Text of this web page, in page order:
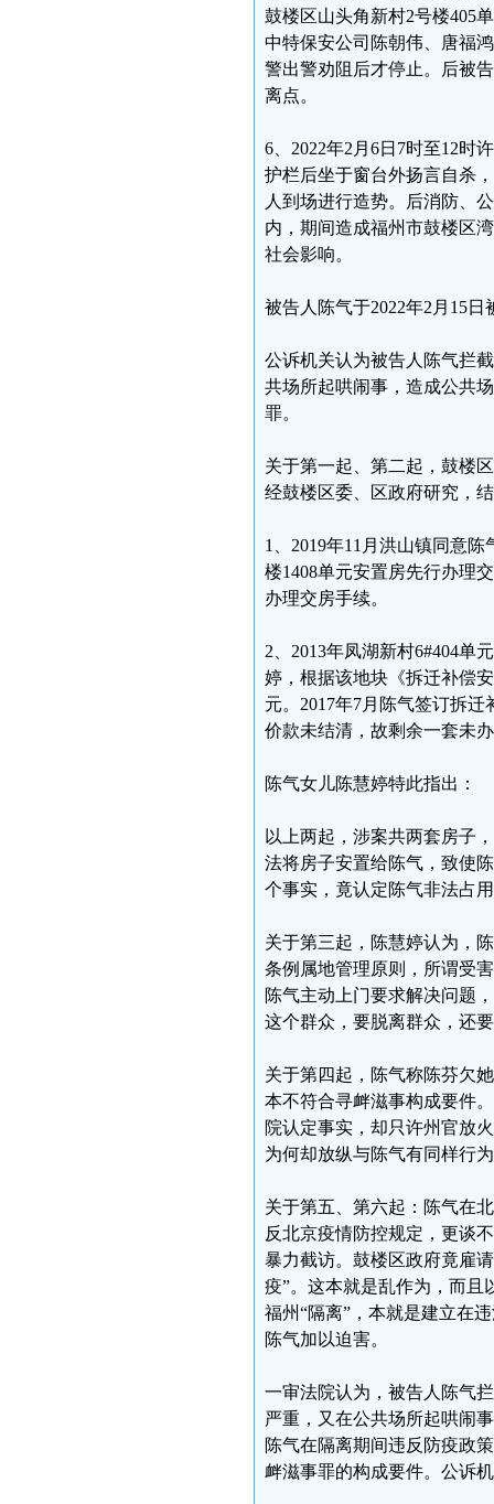
鼓楼区山头角新村2号楼405
中特保安公司陈朝伟、唐福
警出警劝阻后才停止。后被
离点。
6、2022年2月6日7时至12时
护栏后坐于窗台外扬言自杀
人到场进行造势。后消防、
内，期间造成福州市鼓楼区
社会影响。
被告人陈气于2022年2月15日
公诉机关认为被告人陈气拦
共场所起哄闹事，造成公共
罪。
关于第一起、第二起，鼓楼
经鼓楼区委、区政府研究，
1、2019年11月洪山镇同意
楼1408单元安置房先行办理
办理交房手续。
2、2013年凤湖新村6#404单
婷，根据该地块《拆迁补偿
元。2017年7月陈气签订拆
价款未结清，故剩余一套未
陈气女儿陈慧婷特此指出：
以上两起，涉案共两套房子
法将房子安置给陈气，致使
个事实，竟认定陈气非法占
关于第三起，陈慧婷认为，
条例属地管理原则，所谓受
陈气主动上门要求解决问题
这个群众，要脱离群众，还
关于第四起，陈气称陈芬欠
本不符合寻衅滋事构成要件
院认定事实，却只许州官放
为何却放纵与陈气有同样行
关于第五、第六起：陈气在
反北京疫情防控规定，更谈
暴力截访。鼓楼区政府竟雇
疫”。这本就是乱作为，而且
福州“隔离”，本就是建立在
陈气加以迫害。
一审法院认为，被告人陈气
严重，又在公共场所起哄闹
陈气在隔离期间违反防疫政
衅滋事罪的构成要件。公诉